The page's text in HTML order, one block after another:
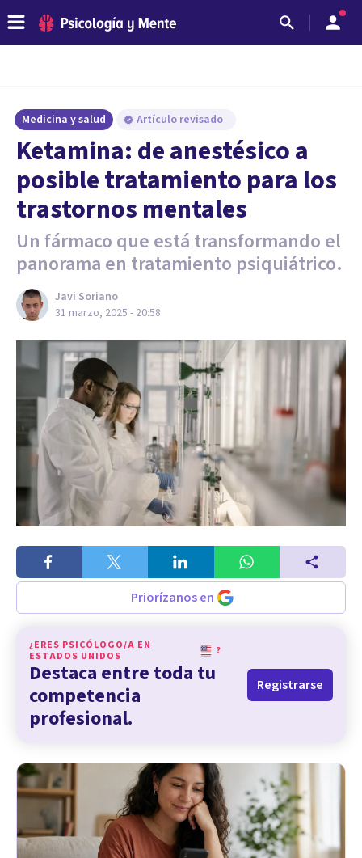
Medicina y salud Artículo revisado
Ketamina: de anestésico a
posible tratamiento para los
trastornos mentales
Un fármaco que está transformando el
panorama en tratamiento psiquiátrico.
Javi Soriano
31 marzo, 2025 - 20:58
Priorízanos en
¿ERES PSICÓLOGO/A EN
ESTADOS UNIDOS
?
Destaca entre toda tu
competencia
profesional.
Registrarse